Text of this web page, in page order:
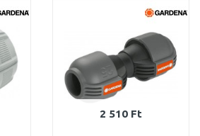
Összehasonlítás
2 510 Ft